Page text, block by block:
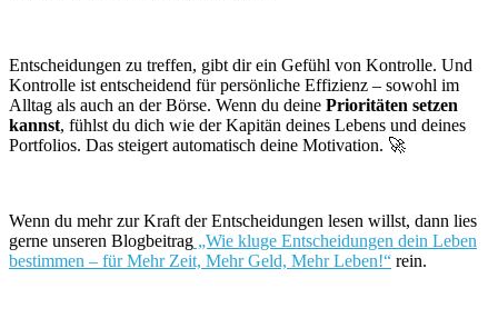
Entscheidungen zu treffen, gibt dir ein Gefühl von Kontrolle. Und
Kontrolle ist entscheidend für persönliche Effizienz – sowohl im
Alltag als auch an der Börse. Wenn du deine Prioritäten setzen
kannst, fühlst du dich wie der Kapitän deines Lebens und deines
Portfolios. Das steigert automatisch deine Motivation. 🚀
Wenn du mehr zur Kraft der Entscheidungen lesen willst, dann lies
gerne unseren Blogbeitrag „Wie kluge Entscheidungen dein Leben
bestimmen – für Mehr Zeit, Mehr Geld, Mehr Leben!“ rein.